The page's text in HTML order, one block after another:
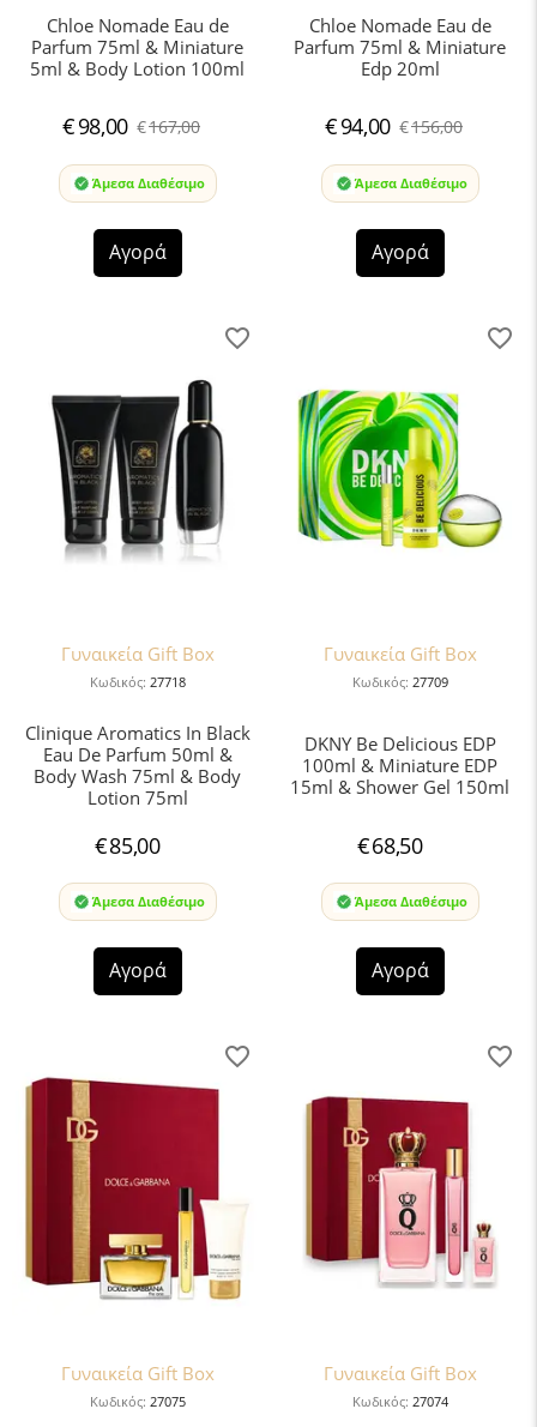
Chloe Nomade Eau de
Parfum 75ml & Miniature
5ml & Body Lotion 100ml
€167,00
€98,00
Άμεσα Διαθέσιμο
Αγορά
Chloe Nomade Eau de
Parfum 75ml & Miniature
Edp 20ml
€156,00
€94,00
Άμεσα Διαθέσιμο
Αγορά
Γυναικεία Gift Box
Κωδικός: 27718
Clinique Aromatics In Black
Eau De Parfum 50ml &
Body Wash 75ml & Body
Lotion 75ml
€85,00
Άμεσα Διαθέσιμο
Αγορά
Γυναικεία Gift Box
Κωδικός: 27709
DKNY Be Delicious EDP
100ml & Miniature EDP
15ml & Shower Gel 150ml
€68,50
Άμεσα Διαθέσιμο
Αγορά
Γυναικεία Gift Box
Κωδικός: 27075
Γυναικεία Gift Box
Κωδικός: 27074